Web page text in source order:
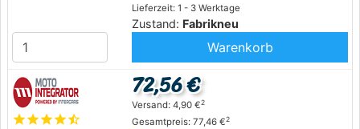
Lieferzeit: 1 - 3 Werktage
Zustand: Fabrikneu
Warenkorb
starstarstarstarstar_half
72,56 €
Versand: 4,90 €2
Gesamtpreis: 77,46 €2